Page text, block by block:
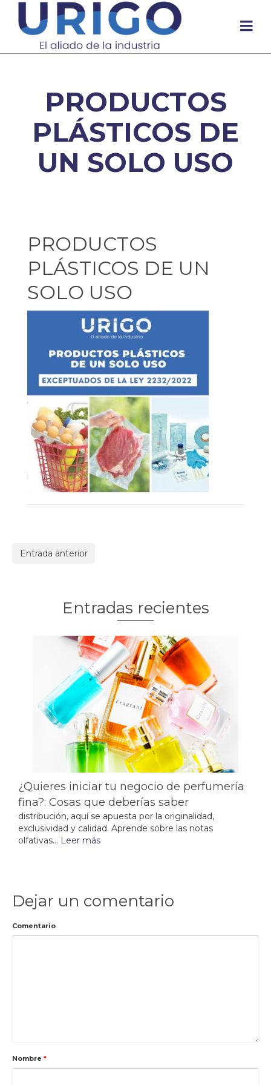
PRODUCTOS
PLÁSTICOS DE
UN SOLO USO
PRODUCTOS
PLÁSTICOS DE UN
SOLO USO
Entrada anterior
Entradas recientes
¿Quieres iniciar tu negocio de perfumería
fina?: Cosas que deberías saber
distribución, aquí se apuesta por la originalidad,
exclusividad y calidad. Aprende sobre las notas
olfativas... Leer más
Dejar un comentario
Comentario
Nombre *